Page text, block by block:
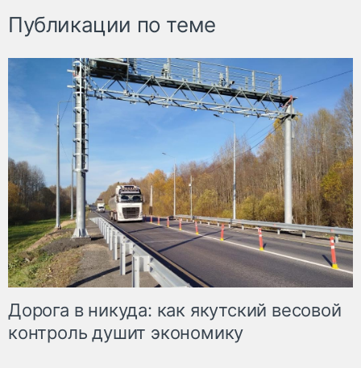
Публикации по теме
Дорога в никуда: как якутский весовой
контроль душит экономику